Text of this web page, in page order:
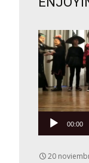
Reproductor
de
vídeo
00:00
20